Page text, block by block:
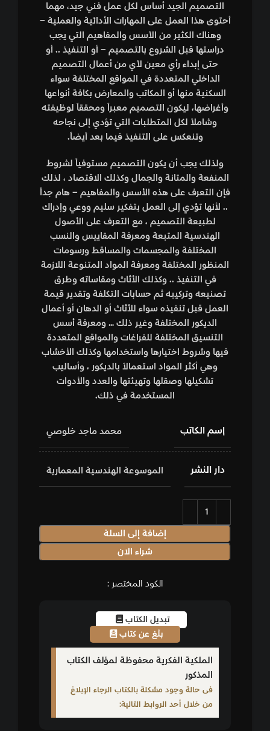
التصميم الجيد أساس لكل عمل فني جيد، مهما
أحتوى هذا العمل على المهارات الأدائية والعملية –
وهناك الكثير من الأسس والمفاهيم التي يجب
دراستها قبل الشروع بالتصميم – أو التنفيذ .. أو
حتى إبداء رأي معين لأي من أعمال التصميم
الداخلي المتعددة في المواقع المختلفة سواء
السكنية منها أو المكاتب والمعارض بكافة أنواعها
وأغراضها، ليكون التصميم معبراً ومحققاً لوظيفته
وشاملاً لكل المتطلبات التي تؤدي إلى نجاحه
وتنعكس على التنفيذ فيما بعد أيضاً.
ولذلك يجب أن يكون التصميم مستوفياً لشروط
المنفعة والمتانة والجمال وكذلك الاقتصاد ، لذلك
فإن التعرف على هذه الأسس والمفاهيم – هام جداً
.. لأنها تؤدي إلى العمل بتفكير سليم ووعي وإدراك
لطبيعة التصميم ، مع التعرف على الأصول
الهندسية المتبعة ومعرفة المقاييس والنسب
المختلفة والمجسمات والمساقط ورسومات
المنظور المختلفة ومعرفة المواد المتنوعة اللازمة
في التنفيذ .. وكذلك الأثاث ومقاساته وطرق
تصنيعه وتركيبه ثم حسابات التكلفة وتقدير قيمة
العمل قبل تنفيذه سواء للأثاث أو الدهان أو أعمال
الديكور المختلفة وغير ذلك … ومعرفة أسس
التنسيق المختلفة للفراغات والمواقع المتعددة
فيها وشروط اختيارها واستخدامها وكذلك الأخشاب
وهي أكثر المواد استعمالاً بالديكور ، وأساليب
تشكيلها وصقلها وتهيئتها والعدد والأدوات
المستخدمة في ذلك.
إسم الكاتب محمد ماجد خلوصي
دار النشر الموسوعة الهندسية المعمارية
إضافة إلى السلة
شراء الان
الكود المختصر :
تبديل الكتاب
بلّغ عن كتاب
الملكية الفكرية محفوظة لمؤلف الكتاب
المذكور
فى حالة وجود مشكلة بالكتاب الرجاء الإبلاغ
من خلال أحد الروابط التالية: